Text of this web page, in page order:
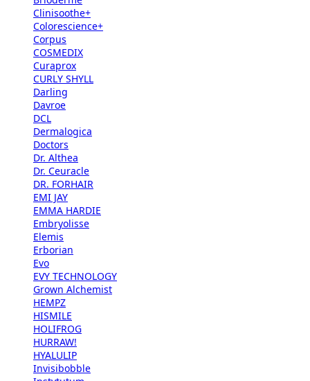
Clinisoothe+
Colorescience+
Corpus
COSMEDIX
Curaprox
CURLY SHYLL
Darling
Davroe
DCL
Dermalogica
Doctors
Dr. Althea
Dr. Ceuracle
DR. FORHAIR
EMI JAY
EMMA HARDIE
Embryolisse
Elemis
Erborian
Evo
EVY TECHNOLOGY
Grown Alchemist
HEMPZ
HISMILE
HOLIFROG
HURRAW!
HYALULIP
Invisibobble